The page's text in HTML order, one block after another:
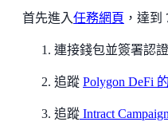
首先進入任務網頁 ，達到
連接錢包並簽署認
追蹤 Polygon DeFi
追蹤 Intract